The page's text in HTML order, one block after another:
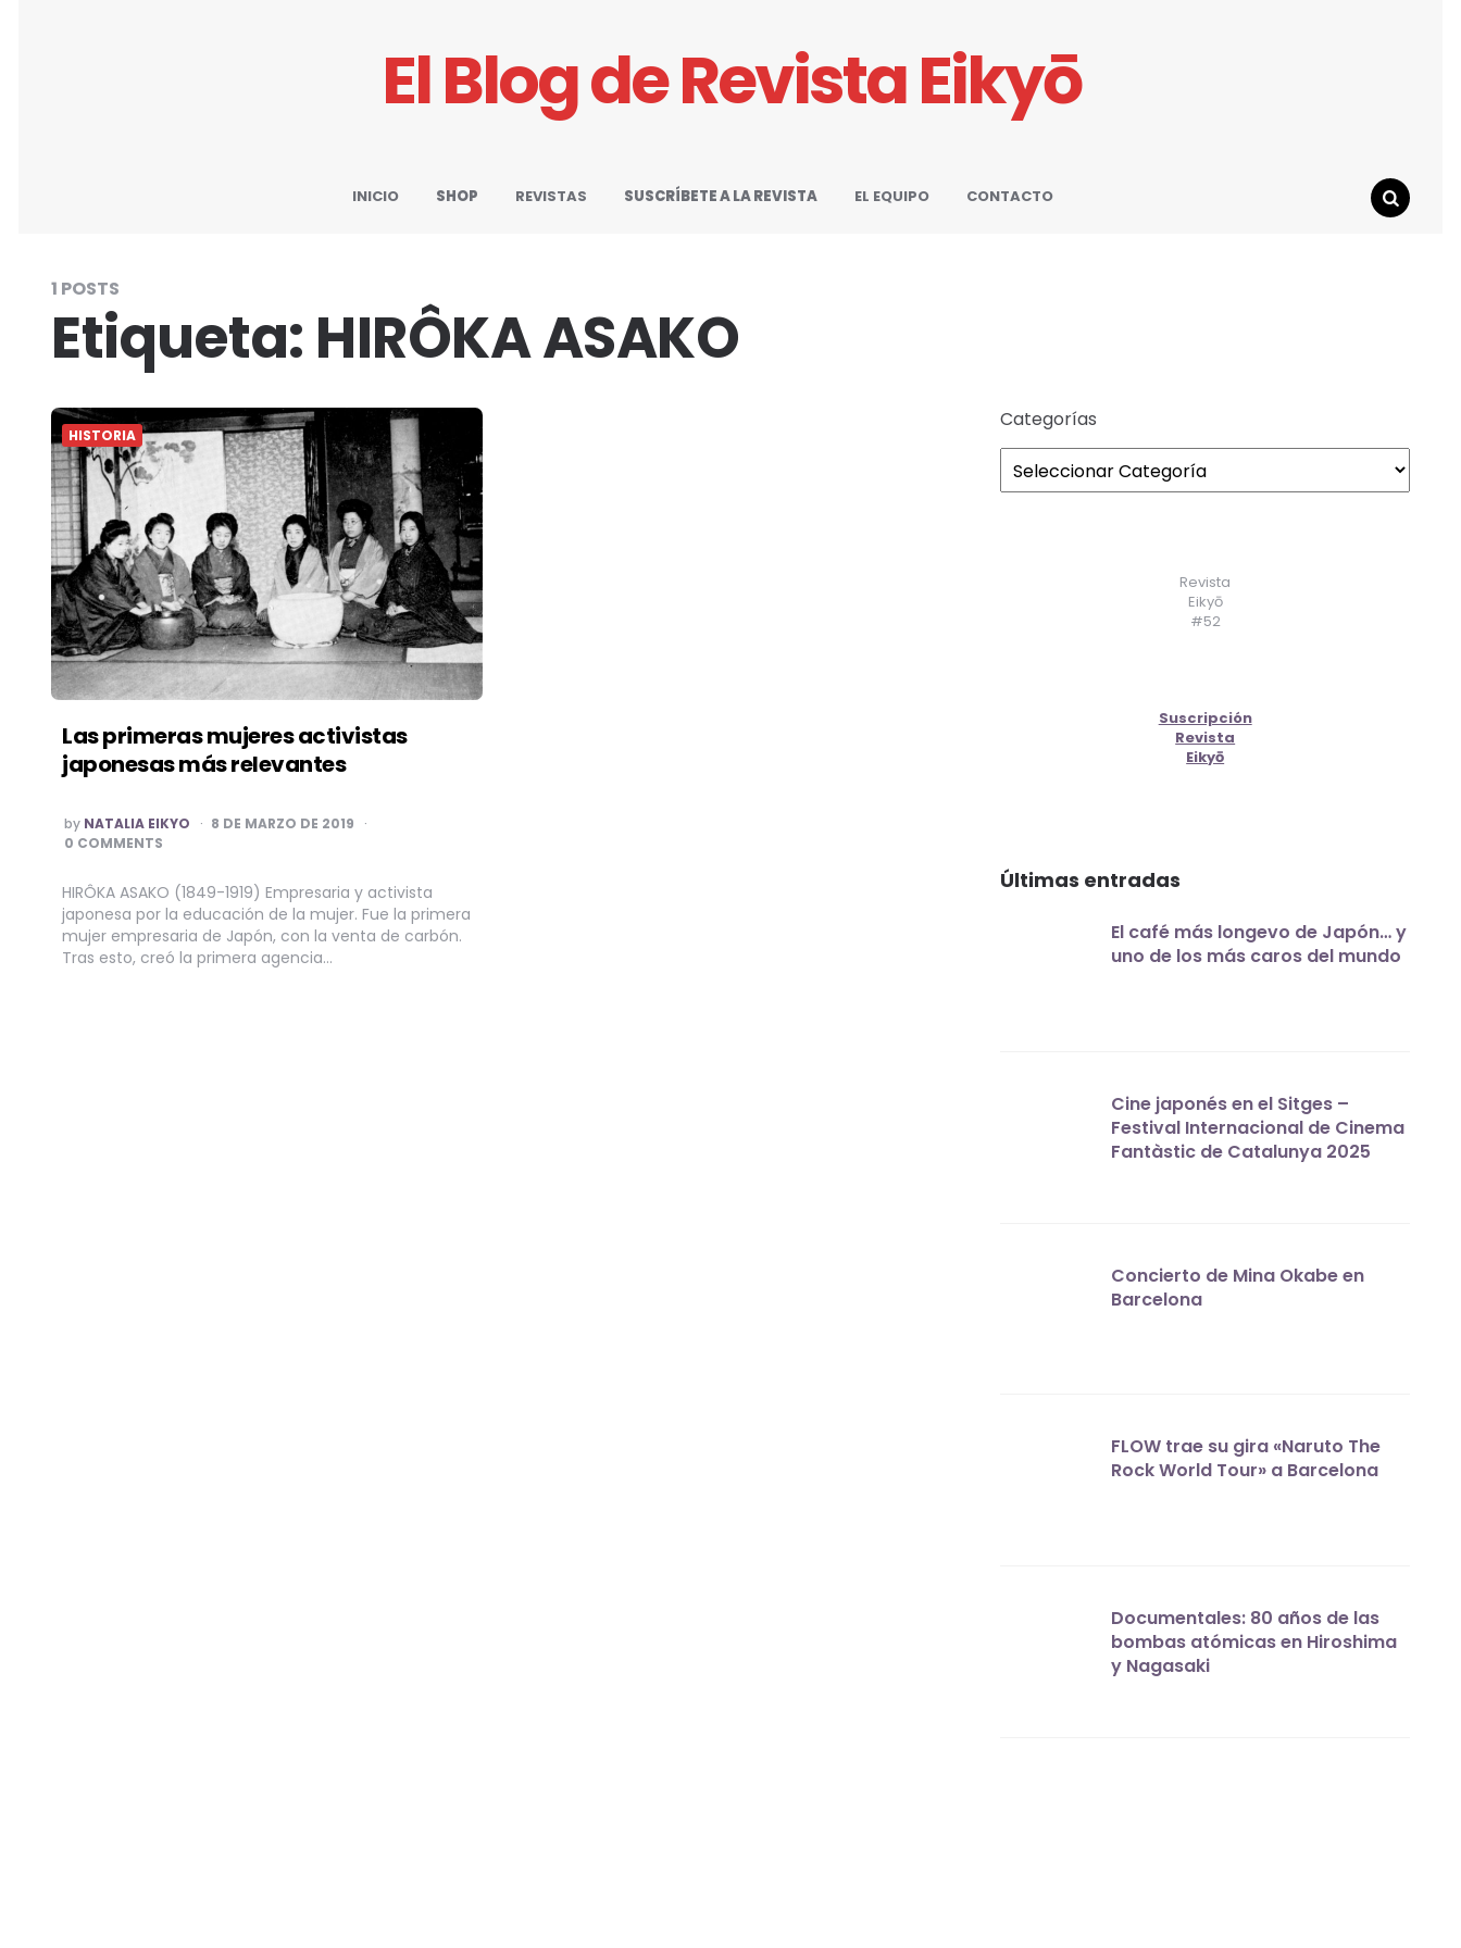
El Blog de Revista Eikyō
INICIO SHOP REVISTAS SUSCRÍBETE A LA REVISTA EL EQUIPO
CONTACTO
1 POSTS
Etiqueta: HIRÔKA ASAKO
HISTORIA
Las primeras mujeres activistas
japonesas más relevantes
POSTED
BY
by NATALIA EIKYO
8 DE MARZO DE 2019
0 COMMENTS
HIRÔKA ASAKO (1849-1919) Empresaria y activista
japonesa por la educación de la mujer. Fue la primera
mujer empresaria de Japón, con la venta de carbón.
Tras esto, creó la primera agencia…
Categorías
Revista
Eikyō
#52
Suscripción
Revista
Eikyō
Últimas entradas
El café más longevo de Japón… y
uno de los más caros del mundo
Cine japonés en el Sitges –
Festival Internacional de Cinema
Fantàstic de Catalunya 2025
Concierto de Mina Okabe en
Barcelona
FLOW trae su gira «Naruto The
Rock World Tour» a Barcelona
Documentales: 80 años de las
bombas atómicas en Hiroshima
y Nagasaki